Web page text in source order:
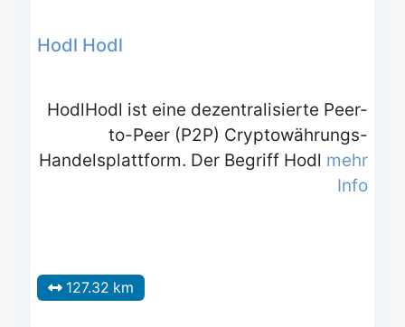
Hodl Hodl
HodlHodl ist eine dezentralisierte Peer-
to-Peer (P2P) Cryptowährungs-
Handelsplattform. Der Begriff Hodl mehr
Info
127.32 km